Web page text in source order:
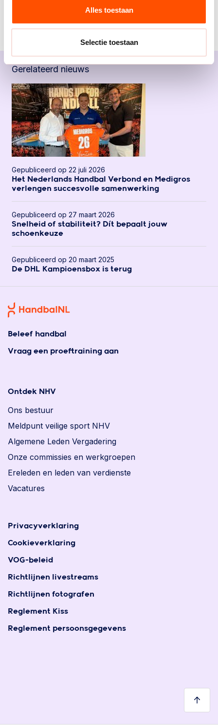
Alles toestaan
Selectie toestaan
Gerelateerd nieuws
Gepubliceerd op 22 juli 2026
Het Nederlands Handbal Verbond en Medigros
verlengen succesvolle samenwerking
Gepubliceerd op 27 maart 2026
Snelheid of stabiliteit? Dít bepaalt jouw
schoenkeuze
Gepubliceerd op 20 maart 2025
De DHL Kampioensbox is terug
Beleef handbal
Vraag een proeftraining aan
Ontdek NHV
Ons bestuur
Meldpunt veilige sport NHV
Algemene Leden Vergadering
Onze commissies en werkgroepen
Ereleden en leden van verdienste
Vacatures
Privacyverklaring
Cookieverklaring
VOG-beleid
Richtlijnen livestreams
Richtlijnen fotografen
Reglement Kiss
Reglement persoonsgegevens